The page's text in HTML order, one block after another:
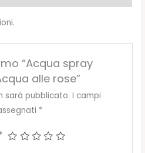
“Acqua spray
alle rose”
sarà pubblicato. I campi
*